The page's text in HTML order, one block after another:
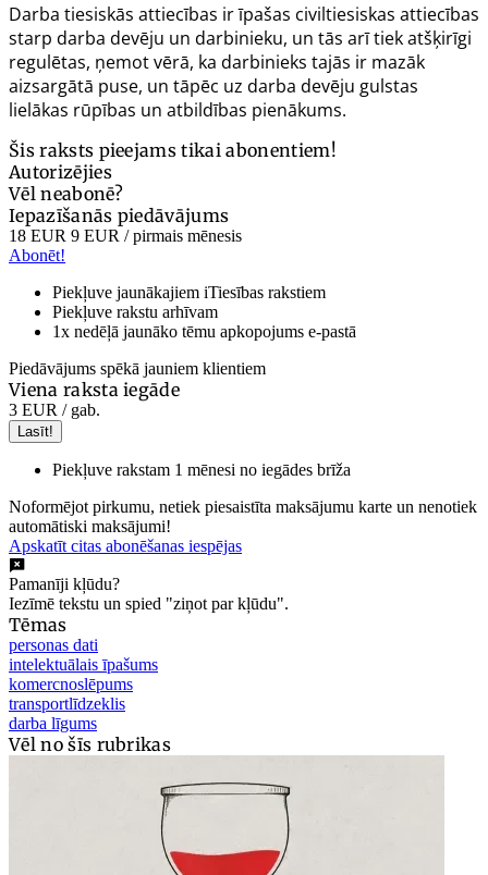
Darba tiesiskās attiecības ir īpašas civiltiesiskas attiecības
starp darba devēju un darbinieku, un tās arī tiek atšķirīgi
regulētas, ņemot vērā, ka darbinieks tajās ir mazāk
aizsargātā puse, un tāpēc uz darba devēju gulstas
lielākas rūpības un atbildības pienākums.
Šis raksts pieejams tikai abonentiem!
Autorizējies
Vēl neabonē?
Iepazīšanās piedāvājums
18 EUR 9 EUR / pirmais mēnesis
Abonēt!
Piekļuve jaunākajiem iTiesības rakstiem
Piekļuve rakstu arhīvam
1x nedēļā jaunāko tēmu apkopojums e-pastā
Piedāvājums spēkā jauniem klientiem
Viena raksta iegāde
3 EUR / gab.
Lasīt!
Piekļuve rakstam 1 mēnesi no iegādes brīža
Noformējot pirkumu, netiek piesaistīta maksājumu karte un nenotiek
automātiski maksājumi!
Apskatīt citas abonēšanas iespējas
Pamanīji kļūdu?
Iezīmē tekstu un spied "ziņot par kļūdu".
Tēmas
personas dati
intelektuālais īpašums
komercnoslēpums
transportlīdzeklis
darba līgums
Vēl no šīs rubrikas